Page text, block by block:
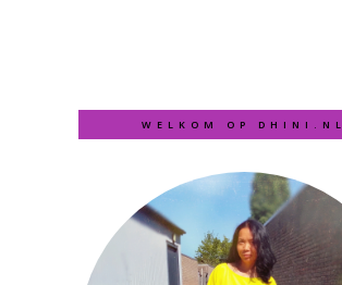
WELKOM OP DHINI.NL